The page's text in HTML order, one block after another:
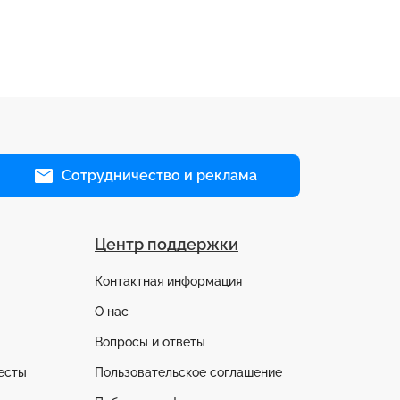
Сотрудничество и реклама
Центр поддержки
Контактная информация
О нас
Вопросы и ответы
Пользовательское соглашение